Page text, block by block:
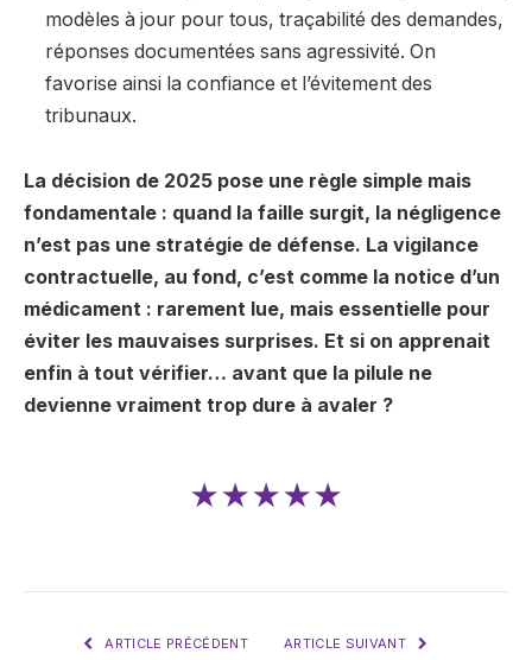
modèles à jour pour tous, traçabilité des demandes,
réponses documentées sans agressivité. On
favorise ainsi la confiance et l’évitement des
tribunaux.
La décision de 2025 pose une règle simple mais
fondamentale : quand la faille surgit, la négligence
n’est pas une stratégie de défense. La vigilance
contractuelle, au fond, c’est comme la notice d’un
médicament : rarement lue, mais essentielle pour
éviter les mauvaises surprises. Et si on apprenait
enfin à tout vérifier… avant que la pilule ne
devienne vraiment trop dure à avaler ?
★★★★★
ARTICLE PRÉCÉDENT ARTICLE SUIVANT